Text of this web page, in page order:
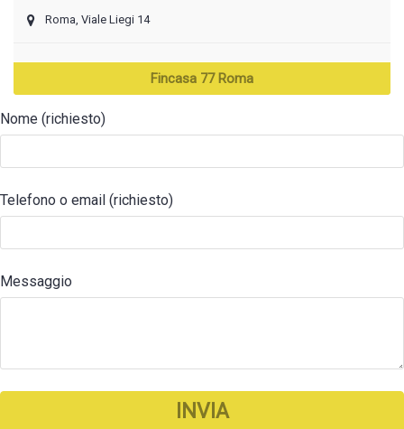
Roma, Viale Liegi 14
Fincasa 77 Roma
Nome (richiesto)
Telefono o email (richiesto)
Messaggio